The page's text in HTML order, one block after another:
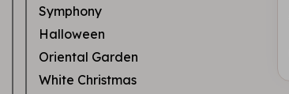
Symphony
Halloween
Oriental Garden
White Christmas